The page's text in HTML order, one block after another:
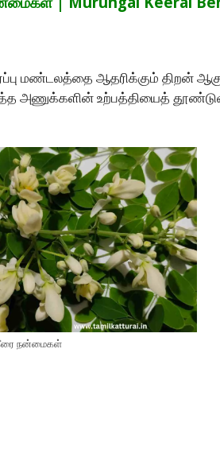
மண்டலத்தை ஆதரிக்கும் திறன்
அணுக்களின் உற்பத்தியைத்
நன்மைகள்